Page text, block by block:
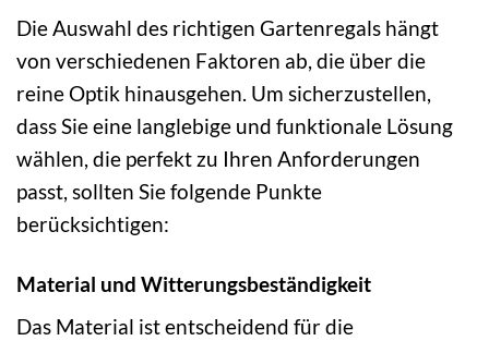
Die Auswahl des richtigen Gartenregals hängt
von verschiedenen Faktoren ab, die über die
reine Optik hinausgehen. Um sicherzustellen,
dass Sie eine langlebige und funktionale Lösung
wählen, die perfekt zu Ihren Anforderungen
passt, sollten Sie folgende Punkte
berücksichtigen:
Material und Witterungsbeständigkeit
Das Material ist entscheidend für die